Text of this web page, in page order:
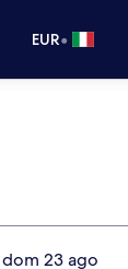
EUR•